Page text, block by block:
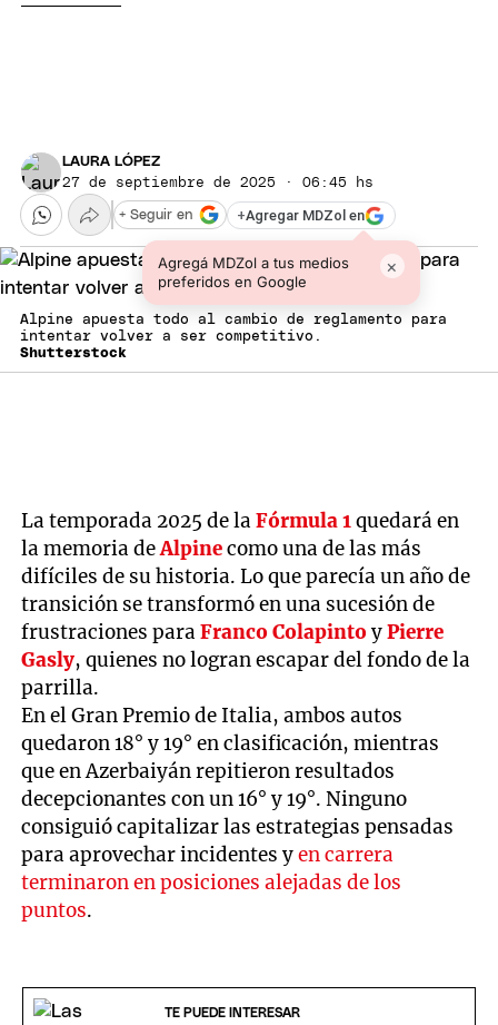
LAURA LÓPEZ
27 de septiembre de 2025 · 06:45 hs
+Agregar MDZol en
Agregá MDZol a tus medios
preferidos en Google
×
+ Seguir en
Alpine apuesta todo al cambio de reglamento para
intentar volver a ser competitivo.
Shutterstock
La temporada 2025 de laFórmula 1quedará en
la memoria deAlpinecomo una de las más
difíciles de su historia. Lo que parecía un año de
transición se transformó en una sucesión de
frustraciones paraFranco ColapintoyPierre
Gasly, quienes no logran escapar del fondo de la
parrilla.
En el Gran Premio de Italia, ambos autos
quedaron 18° y 19° en clasificación, mientras
que en Azerbaiyán repitieron resultados
decepcionantes con un 16° y 19°. Ninguno
consiguió capitalizar las estrategias pensadas
para aprovechar incidentes yen carrera
terminaron en posiciones alejadas de los
puntos.
TE PUEDE INTERESAR